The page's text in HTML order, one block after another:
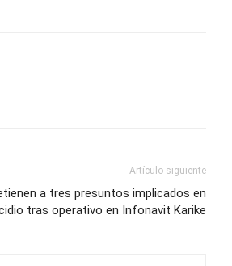
Artículo siguiente
a tres presuntos implicados en
tras operativo en Infonavit Karike